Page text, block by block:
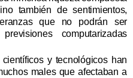
también de sentimientos,
que no podrán ser
computarizadas
y tecnológicos han
males que afectaban a